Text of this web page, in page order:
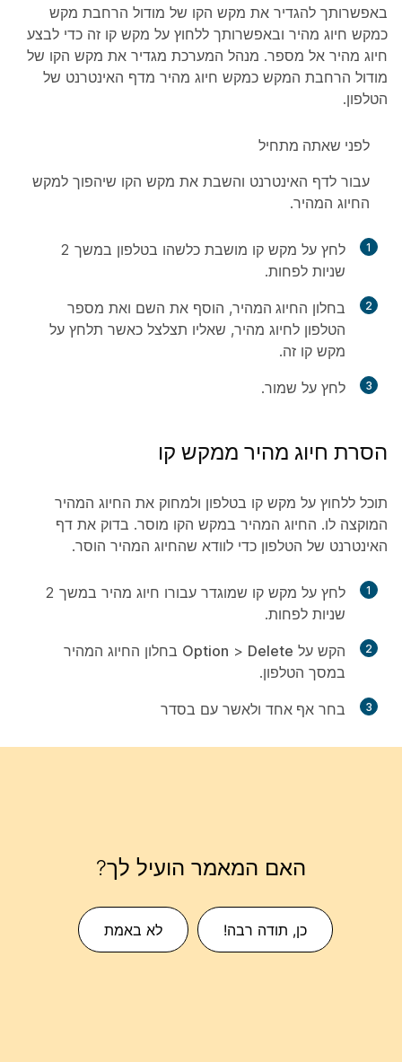
באפשרותך להגדיר את מקש הקו של מודול הרחבת מקש
כמקש חיוג מהיר ובאפשרותך ללחוץ על מקש קו זה כדי לבצע
חיוג מהיר אל מספר. מנהל המערכת מגדיר את מקש הקו של
מודול הרחבת המקש כמקש חיוג מהיר מדף האינטרנט של
הטלפון.
לפני שאתה מתחיל
עבור לדף האינטרנט והשבת את מקש הקו שיהפוך למקש
החיוג המהיר.
1
לחץ על מקש קו מושבת כלשהו בטלפון במשך 2
שניות לפחות.
2 בחלון החיוג המהיר, הוסף את השם ואת מספר
הטלפון לחיוג מהיר, שאליו תצלצל כאשר תלחץ על
מקש קו זה.
3 לחץ על שמור.
הסרת חיוג מהיר ממקש קו
תוכל ללחוץ על מקש קו בטלפון ולמחוק את החיוג המהיר
המוקצה לו. החיוג המהיר במקש הקו מוסר. בדוק את דף
האינטרנט של הטלפון כדי לוודא שהחיוג המהיר הוסר.
1
לחץ על מקש קו שמוגדר עבורו חיוג מהיר במשך 2
שניות לפחות.
2 הקש על Option > Delete בחלון החיוג המהיר
במסך הטלפון.
3 בחר אף אחד ולאשר עם בסדר
האם המאמר הועיל לך?
כן, תודה רבה! לא באמת